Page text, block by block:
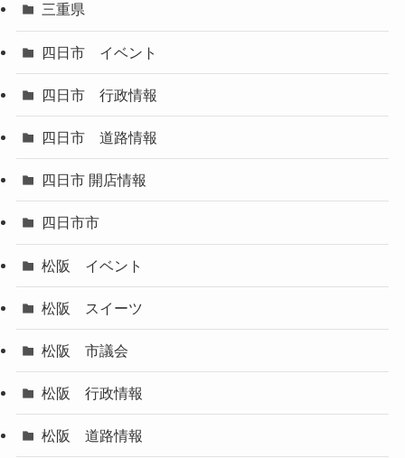
三重県
四日市 イベント
四日市 行政情報
四日市 道路情報
四日市 開店情報
四日市市
松阪 イベント
松阪 スイーツ
松阪 市議会
松阪 行政情報
松阪 道路情報